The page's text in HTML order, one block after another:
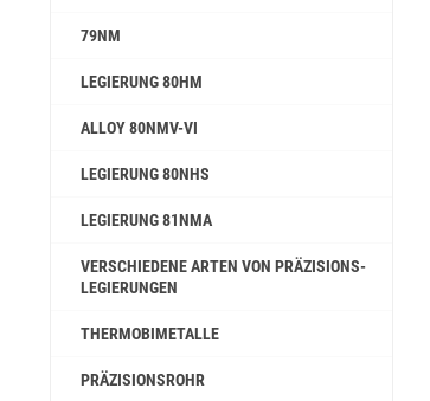
79NM
LEGIERUNG 80НМ
ALLOY 80NMV-VI
LEGIERUNG 80NHS
LEGIERUNG 81NMA
VERSCHIEDENE ARTEN VON PRÄZISIONS-
LEGIERUNGEN
THERMOBIMETALLE
PRÄZISIONSROHR